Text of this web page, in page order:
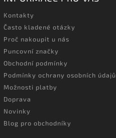
Kontakty
Často kladené otázky
Proč nakoupit u nás
Puncovní značky
Obchodní podmínky
Podmínky ochrany osobních údajů
Možnosti platby
Doprava
Novinky
Blog pro obchodníky